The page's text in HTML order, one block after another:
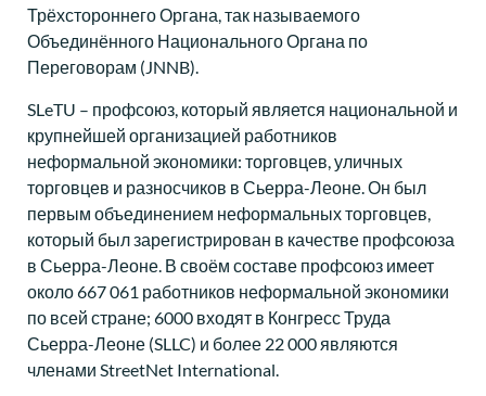
Трёхстороннего Органа, так называемого
Объединённого Национального Органа по
Переговорам (JNNB).
SLeTU – профсоюз, который является национальной и
крупнейшей организацией работников
неформальной экономики: торговцев, уличных
торговцев и разносчиков в Сьерра-Леоне. Он был
первым объединением неформальных торговцев,
который был зарегистрирован в качестве профсоюза
в Сьерра-Леоне. В своём составе профсоюз имеет
около 667 061 работников неформальной экономики
по всей стране; 6000 входят в Конгресс Труда
Сьерра-Леоне (SLLC) и более 22 000 являются
членами StreetNet International.